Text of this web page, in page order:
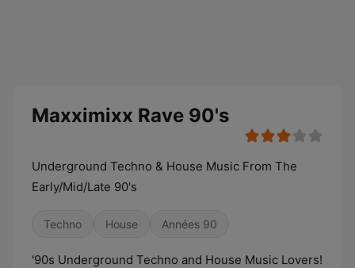
Maxximixx Rave 90's
Underground Techno & House Music From The
Early/Mid/Late 90's
Techno House Années 90
'90s Underground Techno and House Music Lovers!